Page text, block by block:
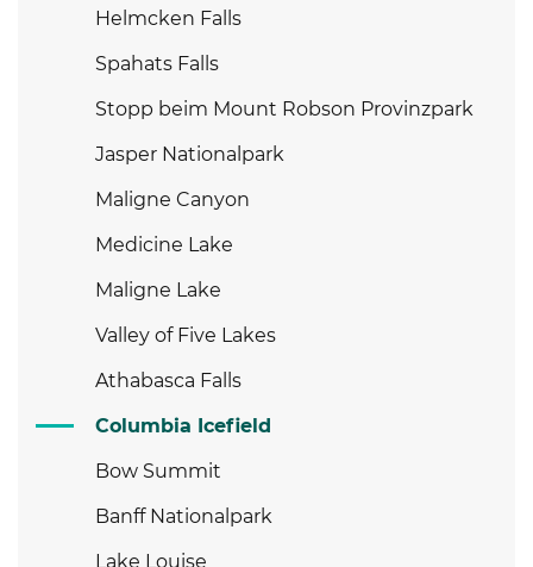
Helmcken Falls
Spahats Falls
Stopp beim Mount Robson Provinzpark
Jasper Nationalpark
Maligne Canyon
Medicine Lake
Maligne Lake
Valley of Five Lakes
Athabasca Falls
Columbia Icefield
Bow Summit
Banff Nationalpark
Lake Louise